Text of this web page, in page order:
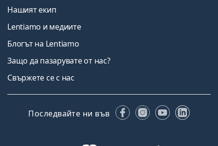
Нашият екип
Lentiamo и медиите
Блогът на Lentiamo
Защо да пазарувате от нас?
Свържете се с нас
Последвайте ни във FacebookInstagram
YouTube